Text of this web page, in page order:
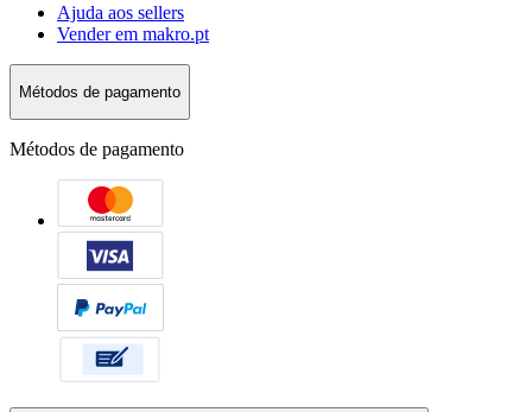
Ajuda aos sellers
Vender em makro.pt
Métodos de pagamento
Métodos de pagamento